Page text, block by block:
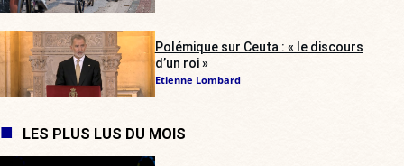
Polémique sur Ceuta : « le discours
d’un roi »
Etienne Lombard
LES PLUS LUS DU MOIS